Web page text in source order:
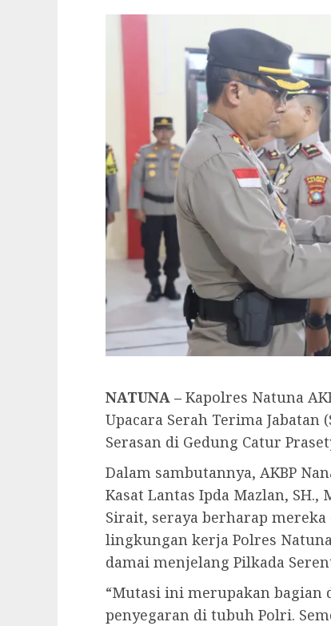
NATUNA – Kapolres Natuna
Upacara Serah Terima
Serasan di Gedung Catur
Dalam sambutannya, AKBP
Kasat Lantas Ipda Mazlan, SH.,
Sirait, seraya berharap
lingkungan kerja Polres
damai menjelang Pilkada
“Mutasi ini merupakan bagian
penyegaran di tubuh Polri.